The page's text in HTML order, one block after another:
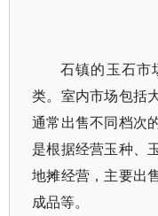
石镇的玉石市
类。室内市场包括
通常出售不同档次
是根据经营玉种、
地摊经营，主要出
成品等。